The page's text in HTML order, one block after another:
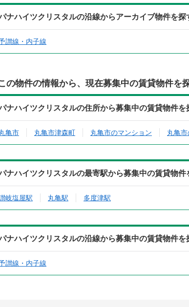
ナハイツクリスタルの沿線からアーカイブ物件を探
讃線・内子線
の物件の情報から、現在募集中の賃貸物件を
ナハイツクリスタルの住所から募集中の賃貸物件を
亀市 丸亀市津森町 丸亀市のマンション 丸亀市
ナハイツクリスタルの最寄駅から募集中の賃貸物件
岐塩屋駅 丸亀駅 多度津駅
ナハイツクリスタルの沿線から募集中の賃貸物件を
讃線・内子線